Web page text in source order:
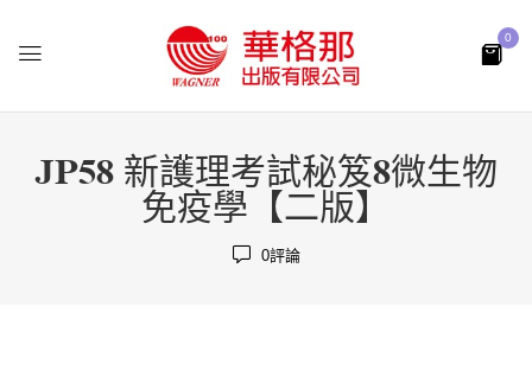
0
JP58 新護理考試秘笈8微生物
免疫學【二版】
0評論